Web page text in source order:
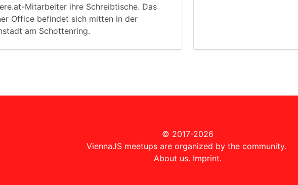
Mitarbeiter ihre Schreibtische. Das
Office befindet sich mitten in der
am Schottenring.
© 2017-2026
ViennaJS meetups are organized by the community.
About us. Imprint.